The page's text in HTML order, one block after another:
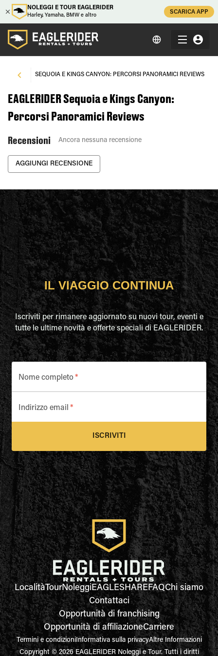
NOLEGGI E TOUR EAGLERIDER
Harley, Yamaha, BMW e altro
SCARICA APP
SEQUOIA E KINGS CANYON: PERCORSI PANORAMICI REVIEWS
EAGLERIDER Sequoia e Kings Canyon:
Percorsi Panoramici Reviews
Recensioni Ancora nessuna recensione
AGGIUNGI RECENSIONE
IL VIAGGIO CONTINUA
Iscriviti per rimanere aggiornato su nuovi tour, eventi e
tutte le ultime novità e offerte speciali di EAGLERIDER.
Nome completo*
Indirizzo email *
ISCRIVITI
LocalitàTourNoleggiEAGLESHAREFAQChi siamo
Contattaci
Opportunità di franchising
Opportunità di affiliazioneCarriere
Termini e condizioniInformativa sulla privacyAltre Informazioni
Copyright © 2026 EAGLERIDER Noleggi e Tour. Tutti i diritti